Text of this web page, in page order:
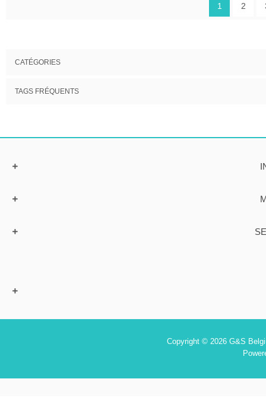
1 2
CATÉGORIES
TAGS FRÉQUENTS
Copyright © 2026 G&S